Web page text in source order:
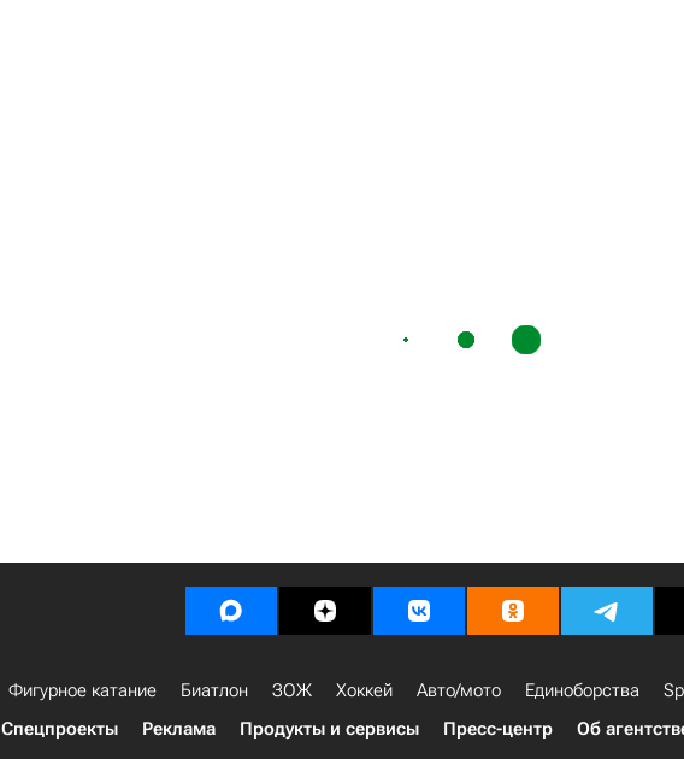
Фигурное катание Биатлон ЗОЖ Хоккей Авто/мото Единоборства
Спецпроекты
Реклама Продукты и сервисы Пресс-центр Об